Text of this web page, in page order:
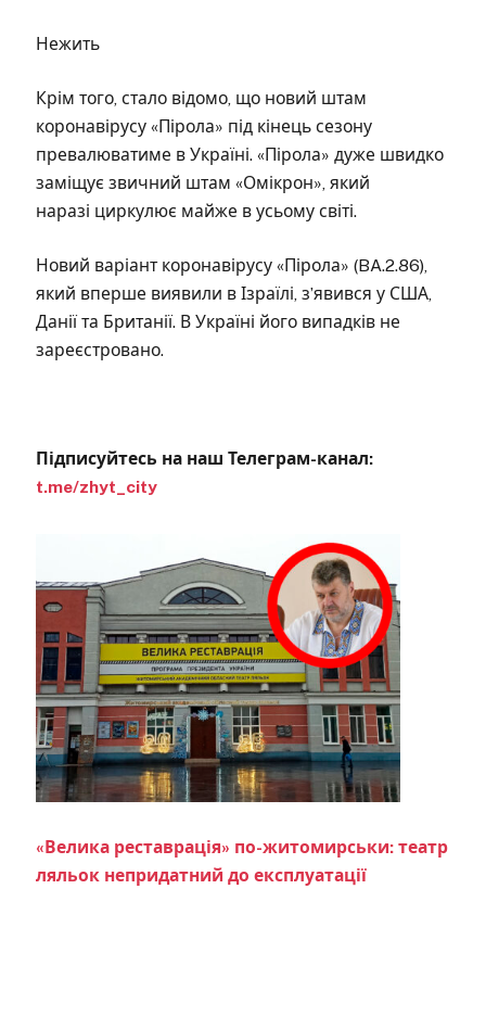
Нежить
Крім того, стало відомо, що новий штам
коронавірусу «Пірола» під кінець сезону
превалюватиме в Україні. «Пірола» дуже швидко
заміщує звичний штам «Омікрон», який
наразі циркулює майже в усьому світі.
Новий варіант коронавірусу «Пірола» (BA.2.86),
який вперше виявили в Ізраїлі, зʼявився у США,
Данії та Британії. В Україні його випадків не
зареєстровано.
Підписуйтесь на наш Телеграм-канал:
t.me/zhyt_city
«Велика реставрація» по-житомирськи: театр
ляльок непридатний до експлуатації